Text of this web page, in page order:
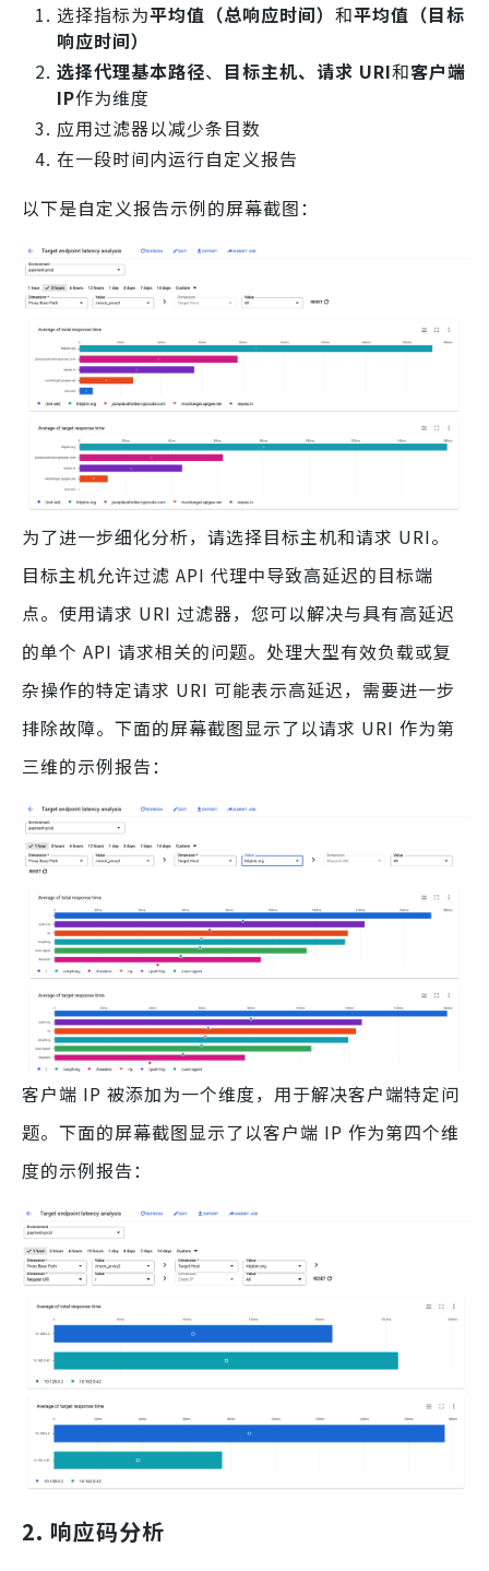
选择指标为平均值（总响应时间） 和平均值（目标
响应时间）
选择代理基本路径、 目标主机、请求 URI和客户端
IP作为维度
应用过滤器以减少条目数
在一段时间内运行自定义报告
以下是自定义报告示例的屏幕截图：
为了进一步细化分析，请选择目标主机和请求 URI。
目标主机允许过滤 API 代理中导致高延迟的目标端
点。使用请求 URI 过滤器，您可以解决与具有高延迟
的单个 API 请求相关的问题。处理大型有效负载或复
杂操作的特定请求 URI 可能表示高延迟，需要进一步
排除故障。下面的屏幕截图显示了以请求 URI 作为第
三维的示例报告：
客户端 IP 被添加为一个维度，用于解决客户端特定问
题。下面的屏幕截图显示了以客户端 IP 作为第四个维
度的示例报告：
2. 响应码分析